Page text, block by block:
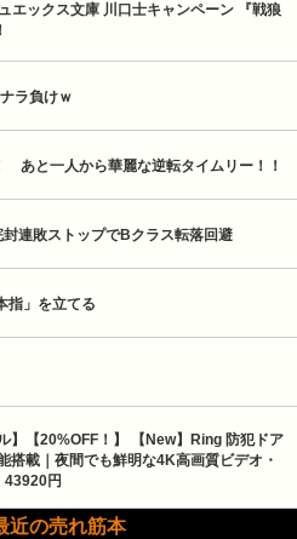
エックス文庫 川口士キャンペーン 『戦狼
ラ負けｗ
と一人から華麗な逆転タイムリー！！
連敗ストップでBクラス転落回避
指」を立てる
】【20%OFF！】 【New】Ring 防犯ドア
搭載｜夜間でも鮮明な4K高画質ビデオ・
円
近の売れ筋本